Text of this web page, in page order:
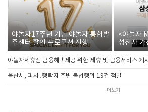
야놀자17주년 기념 야놀자 통합발
주센터 할인 프로모션 진행
<야놀자
성전자
야놀자제휴점 금융혜택제공 위한 제휴 및 금융서비스 게시
울산시, 피서․행락지 주변 불법행위 19건 적발
더보기